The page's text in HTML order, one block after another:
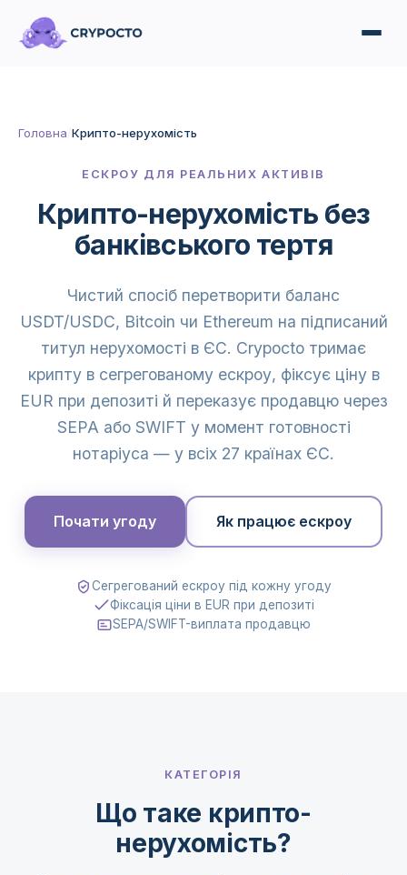
Головна Крипто-нерухомість
ЕСКРОУ ДЛЯ РЕАЛЬНИХ АКТИВІВ
Крипто-нерухомість без
банківського тертя
Чистий спосіб перетворити баланс
USDT/USDC, Bitcoin чи Ethereum на підписаний
титул нерухомості в ЄС. Crypocto тримає
крипту в сегрегованому ескроу, фіксує ціну в
EUR при депозиті й переказує продавцю через
SEPA або SWIFT у момент готовності
нотаріуса — у всіх 27 країнах ЄС.
Почати угоду Як працює ескроу
Сегрегований ескроу під кожну угоду
Фіксація ціни в EUR при депозиті
SEPA/SWIFT-виплата продавцю
КАТЕГОРІЯ
Що таке крипто-
нерухомість?